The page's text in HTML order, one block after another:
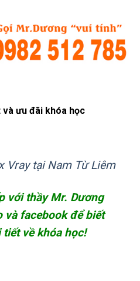
ưu đãi khóa học
Vray tại Nam Từ Liêm
với thầy Mr. Dương
và facebook để biết
về khóa học!